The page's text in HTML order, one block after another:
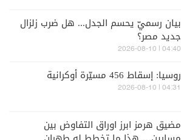
بيان رسميّ يحسم الجدل... هل ضرب زلزال
جديد مصر؟
04:40 | 2026-08-10
روسيا: إسقاط 456 مسيّرة أوكرانية
04:31 | 2026-08-10
مضيق هرمز ابرز اوراق التفاوض بين